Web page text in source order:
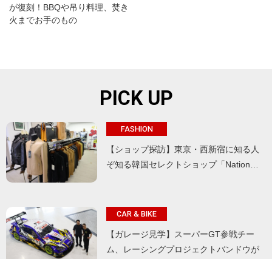
が復刻！BBQや吊り料理、焚き
火までお手のもの
PICK UP
FASHION
【ショップ探訪】東京・西新宿に知る人
ぞ知る韓国セレクトショップ「Nation…
CAR & BIKE
【ガレージ見学】スーパーGT参戦チー
ム、レーシングプロジェクトバンドウが